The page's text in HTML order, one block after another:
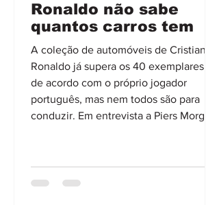
Ronaldo não sabe
quantos carros tem
A coleção de automóveis de Cristiano
Ronaldo já supera os 40 exemplares,
de acordo com o próprio jogador
português, mas nem todos são para
conduzir. Em entrevista a Piers Morgan,
carros possui, não os conduz. Ao invés,
prefere colecioná-los, sendo essa uma